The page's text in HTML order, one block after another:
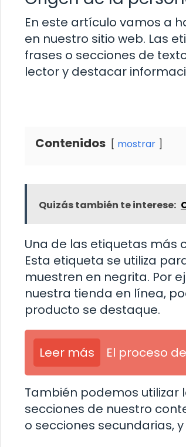
En este artículo vamos a
en nuestro sitio web. Las
frases o secciones de
lector y destacar
Contenidos mostrar
Quizás también te interese:
Una de las etiquetas más
Esta etiqueta se utiliza
muestren en negrita. Por
nuestra tienda en línea,
producto se destaque.
Leer más El proceso
También podemos
secciones de nuestro
o secciones secundarias,